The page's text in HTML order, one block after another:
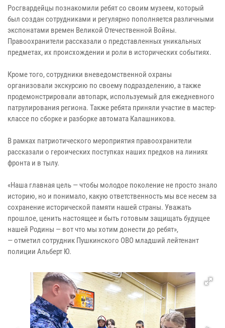
Росгвардейцы познакомили ребят со своим музеем, который
был создан сотрудниками и регулярно пополняется различными
экспонатами времен Великой Отечественной Войны.
Правоохранители рассказали о представленных уникальных
предметах, их происхождении и роли в исторических событиях.
Кроме того, сотрудники вневедомственной охраны
организовали экскурсию по своему подразделению, а также
продемонстрировали автопарк, используемый для ежедневного
патрулирования региона. Также ребята приняли участие в мастер-
классе по сборке и разборке автомата Калашникова.
В рамках патриотического мероприятия правоохранители
рассказали о героических поступках наших предков на линиях
фронта и в тылу.
«Наша главная цель — чтобы молодое поколение не просто знало
историю, но и понимало, какую ответственность мы все несем за
сохранение исторической памяти нашей страны. Уважать
прошлое, ценить настоящее и быть готовым защищать будущее
нашей Родины — вот что мы хотим донести до ребят»,
— отметил сотрудник Пушкинского ОВО младший лейтенант
полиции Альберт Ю.